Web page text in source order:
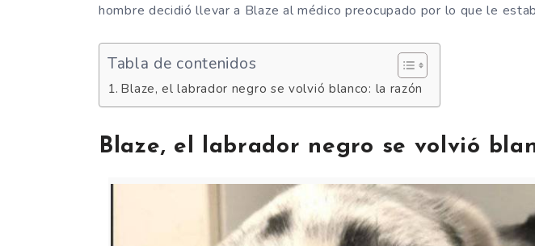
hombre decidió llevar a Blaze al médico preocupado por lo que le
Tabla de contenidos
Blaze, el labrador negro se volvió blanco: la razón
Blaze, el labrador negro se volvió